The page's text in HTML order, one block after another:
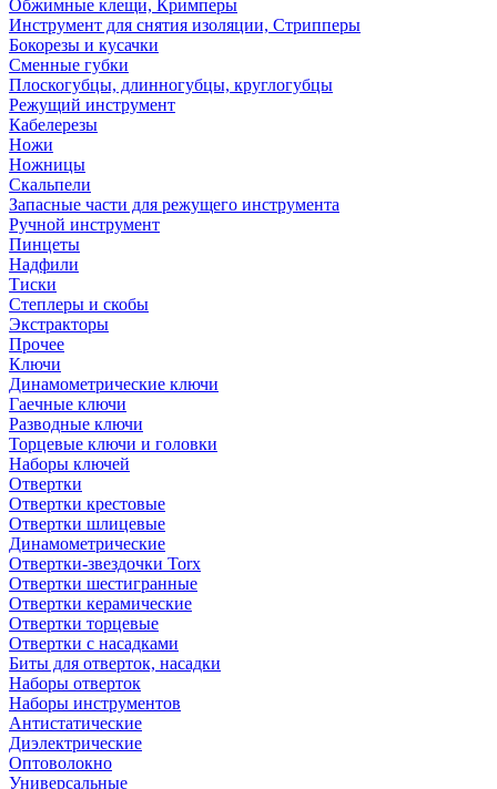
Обжимные клещи, Кримперы
Инструмент для снятия изоляции, Стрипперы
Бокорезы и кусачки
Сменные губки
Плоскогубцы, длинногубцы, круглогубцы
Режущий инструмент
Кабелерезы
Ножи
Ножницы
Скальпели
Запасные части для режущего инструмента
Ручной инструмент
Пинцеты
Надфили
Тиски
Степлеры и скобы
Экстракторы
Прочее
Ключи
Динамометрические ключи
Гаечные ключи
Разводные ключи
Торцевые ключи и головки
Наборы ключей
Отвертки
Отвертки крестовые
Отвертки шлицевые
Динамометрические
Отвертки-звездочки Torx
Отвертки шестигранные
Отвертки керамические
Отвертки торцевые
Отвертки с насадками
Биты для отверток, насадки
Наборы отверток
Наборы инструментов
Антистатические
Диэлектрические
Оптоволокно
Универсальные